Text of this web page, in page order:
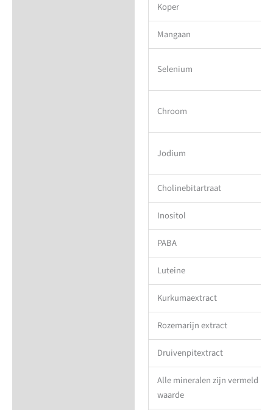
Koper
Mangaan
Selenium
Chroom
Jodium
Cholinebitartraat
Inositol
PABA
Luteine
Kurkumaextract
Rozemarijn extract
Druivenpitextract
Alle mineralen zijn vermeld in
waarde